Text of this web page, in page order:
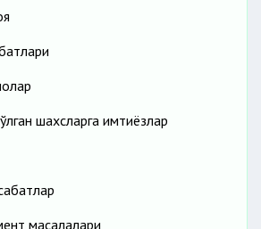
шахсларга имтиёзлар
масалалари